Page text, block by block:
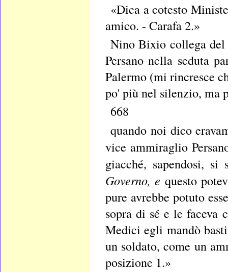
«Dica a cotesto
amico. - Carafa 2.»
Nino Bixio collega
Persano nella seduta
Palermo (mi rincresce
po' più nel silenzio, ma
668
quando noi dico
vice ammiraglio
giacché, sapendosi,
Governo, e questo
pure avrebbe potuto
sopra di sé e le faceva
Medici egli mandò
un soldato, come un
posizione 1.»